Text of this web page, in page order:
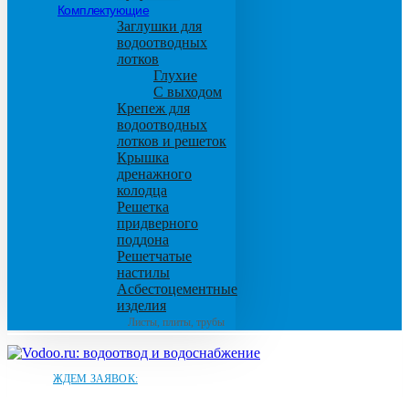
Комплектующие
Заглушки для
водоотводных
лотков
Глухие
С выходом
Крепеж для
водоотводных
лотков и решеток
Крышка
дренажного
колодца
Решетка
придверного
поддона
Решетчатые
настилы
Асбестоцементные
изделия
Листы, плиты, трубы
ЖДЕМ ЗАЯВОК: